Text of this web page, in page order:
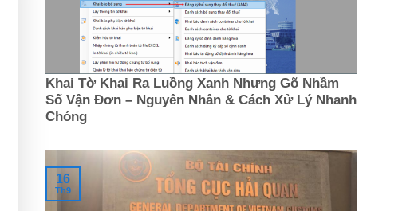
Khai Tờ Khai Ra Luồng Xanh Nhưng Gõ Nhầm
Số Vận Đơn – Nguyên Nhân & Cách Xử Lý Nhanh
Chóng
16
Th9